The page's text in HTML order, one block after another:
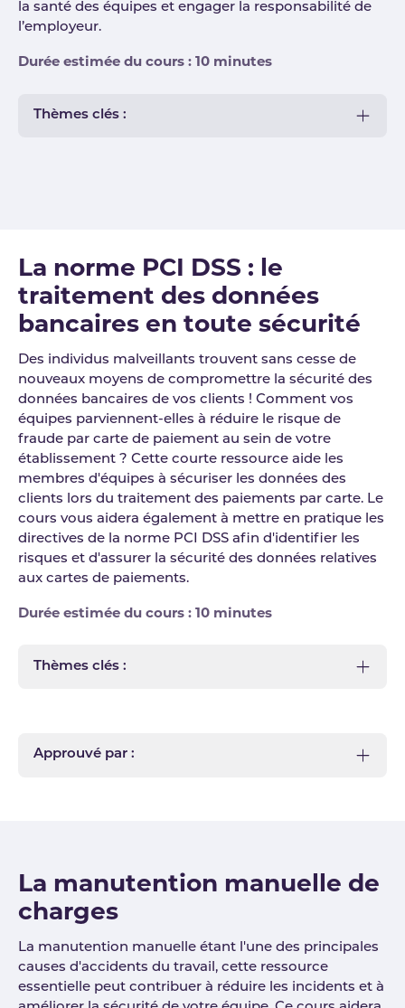
la santé des équipes et engager la responsabilité de
l’employeur.
Durée estimée du cours : 10 minutes
Thèmes clés :
La norme PCI DSS : le
traitement des données
bancaires en toute sécurité
Des individus malveillants trouvent sans cesse de
nouveaux moyens de compromettre la sécurité des
données bancaires de vos clients ! Comment vos
équipes parviennent-elles à réduire le risque de
fraude par carte de paiement au sein de votre
établissement ? Cette courte ressource aide les
membres d'équipes à sécuriser les données des
clients lors du traitement des paiements par carte. Le
cours vous aidera également à mettre en pratique les
directives de la norme PCI DSS afin d'identifier les
risques et d'assurer la sécurité des données relatives
aux cartes de paiements.
Durée estimée du cours : 10 minutes
Thèmes clés :
Approuvé par :
La manutention manuelle de
charges
La manutention manuelle étant l'une des principales
causes d'accidents du travail, cette ressource
essentielle peut contribuer à réduire les incidents et à